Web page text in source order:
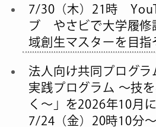
7/30（木）21時
ブ やさビで大学履修
域創生マスターを目
法人向け共同プログラ
実践プログラム 〜技
く〜」を2026年10月
7/24（金）20時10分